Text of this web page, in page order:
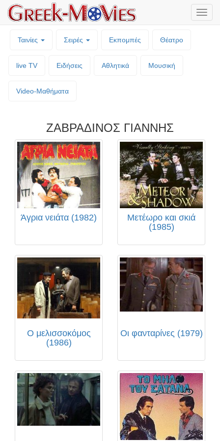
Ταινίες Σειρές Εκπομπές Θέατρο
live TV Ειδήσεις Αθλητικά Μουσική
Video-Mαθήματα
ΖΑΒΡΑΔΙΝΟΣ ΓΙΑΝΝΗΣ
Άγρια νειάτα (1982)
Μετέωρο και σκιά
(1985)
Ο μελισσοκόμος
(1986)
Οι φανταρίνες (1979)